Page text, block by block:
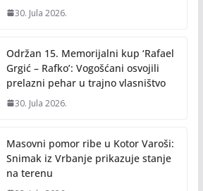
30. Jula 2026.
Održan 15. Memorijalni kup ‘Rafael
Grgić – Rafko’: Vogošćani osvojili
prelazni pehar u trajno vlasništvo
30. Jula 2026.
Masovni pomor ribe u Kotor Varoši:
Snimak iz Vrbanje prikazuje stanje
na terenu